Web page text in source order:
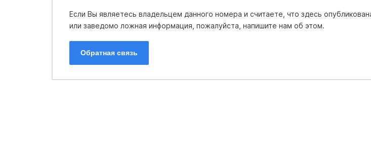
Если Вы являетесь владельцем данного номера и считаете, что здесь
или заведомо ложная информация, пожалуйста, напишите нам об этом.
Обратная связь